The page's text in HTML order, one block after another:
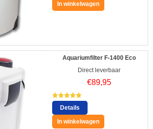
In winkelwagen
Aquariumfilter F-1400 Eco
Direct leverbaar
€89,95
Details
In winkelwagen